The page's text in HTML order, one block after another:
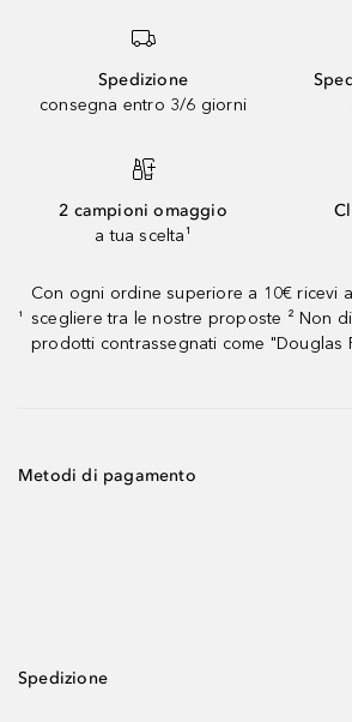
Spedizione
consegna entro 3/6 giorni
2 campioni omaggio
a tua scelta¹
¹
Con ogni ordine superiore a 10€ ricevi
scegliere tra le nostre proposte ² Non
prodotti contrassegnati come "Douglas
Metodi di pagamento
Spedizione